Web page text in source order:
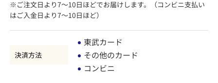
※ご注文日より7～10日ほどでお届けします。（コンビニ支払い
はご入金日より7～10日ほど）
決済方法
東武カード
その他のカード
コンビニ